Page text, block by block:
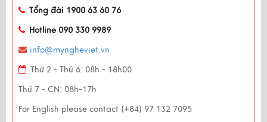
Tổng đài 1900 63 60 76
Hotline 090 330 9989
info@myngheviet.vn
Thứ 2 - Thứ 6: 08h - 18h00
Thứ 7 - CN: 08h-17h
For English please contact (+84) 97 132 7095